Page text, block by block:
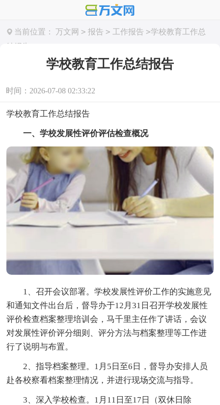
当前位置： 万文网 > 报告 > 工作报告 >学校教育工作总
结报告
学校教育工作总结报告
时间：2026-07-08 02:33:22
学校教育工作总结报告
一、学校发展性评价评估检查概况
1、召开会议部署。学校发展性评价工作的实施意见
和通知文件出台后，督导办于12月31日召开学校发展性
评价检查档案整理培训会，马千里主任作了讲话，会议
对发展性评价评分细则、评分方法与档案整理等工作进
行了说明与布置。
2、指导档案整理。1月5日至6日，督导办安排人员
赴各校察看档案整理情况，并进行现场交流与指导。
3、深入学校检查。1月11日至17日（双休日除